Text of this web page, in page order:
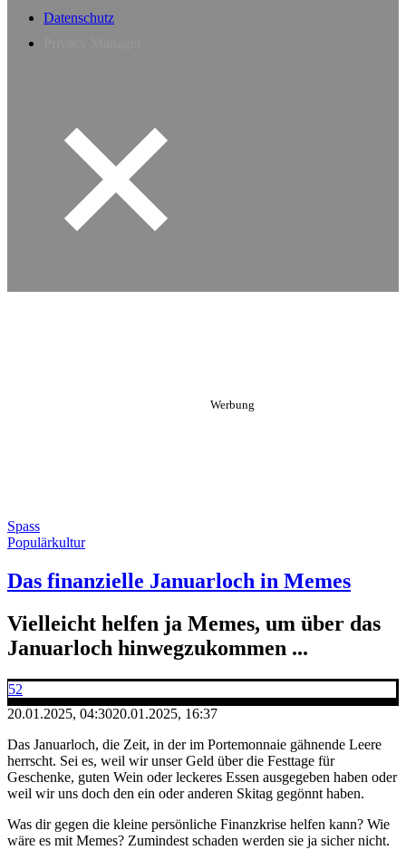
Datenschutz
Spass
Populärkultur
Das finanzielle Januarloch in Memes
Vielleicht helfen ja Memes, um über das
Januarloch hinwegzukommen ...
52
20.01.2025, 04:3020.01.2025, 16:37
Das Januarloch, die Zeit, in der im Portemonnaie gähnende Leere
herrscht. Sei es, weil wir unser Geld über die Festtage für
Geschenke, guten Wein oder leckeres Essen ausgegeben haben oder
weil wir uns doch den ein oder anderen Skitag gegönnt haben.
Was dir gegen die kleine persönliche Finanzkrise helfen kann? Wie
wäre es mit Memes? Zumindest schaden werden sie ja sicher nicht.